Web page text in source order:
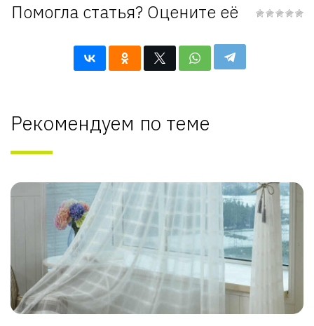
Помогла статья? Оцените её
Рекомендуем по теме